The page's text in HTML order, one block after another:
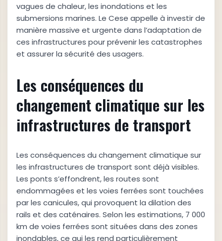
vagues de chaleur, les inondations et les
submersions marines. Le Cese appelle à investir de
manière massive et urgente dans l’adaptation de
ces infrastructures pour prévenir les catastrophes
et assurer la sécurité des usagers.
Les conséquences du
changement climatique sur les
infrastructures de transport
Les conséquences du changement climatique sur
les infrastructures de transport sont déjà visibles.
Les ponts s’effondrent, les routes sont
endommagées et les voies ferrées sont touchées
par les canicules, qui provoquent la dilation des
rails et des caténaires. Selon les estimations, 7 000
km de voies ferrées sont situées dans des zones
inondables, ce qui les rend particulièrement